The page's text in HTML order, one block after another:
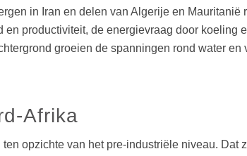
in Iran en delen van Algerije en Mauritanië
productiviteit, de energievraag door koeling
groeien de spanningen rond water en
Afrika
ten opzichte van het pre-industriële niveau. Dat